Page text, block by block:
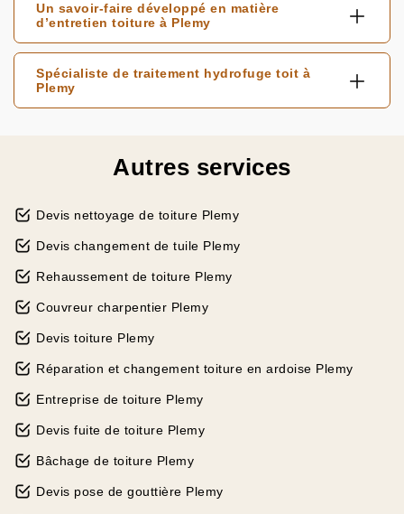
Un savoir-faire développé en matière
d’entretien toiture à Plemy
Spécialiste de traitement hydrofuge toit à
Plemy
Autres services
Devis nettoyage de toiture Plemy
Devis changement de tuile Plemy
Rehaussement de toiture Plemy
Couvreur charpentier Plemy
Devis toiture Plemy
Réparation et changement toiture en ardoise Plemy
Entreprise de toiture Plemy
Devis fuite de toiture Plemy
Bâchage de toiture Plemy
Devis pose de gouttière Plemy